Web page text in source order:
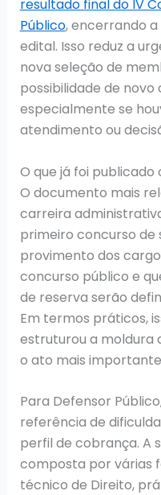
resultado final do IV
Público, encerrando
edital. Isso reduz a
nova seleção de
possibilidade de
especialmente se
atendimento ou
O que já foi
O documento mais
carreira
primeiro concurso de
provimento dos
concurso público e
de reserva serão
Em termos práticos,
estruturou a moldura
o ato mais
Para Defensor
referência de
perfil de cobrança. A
composta por várias
técnico de Direito,